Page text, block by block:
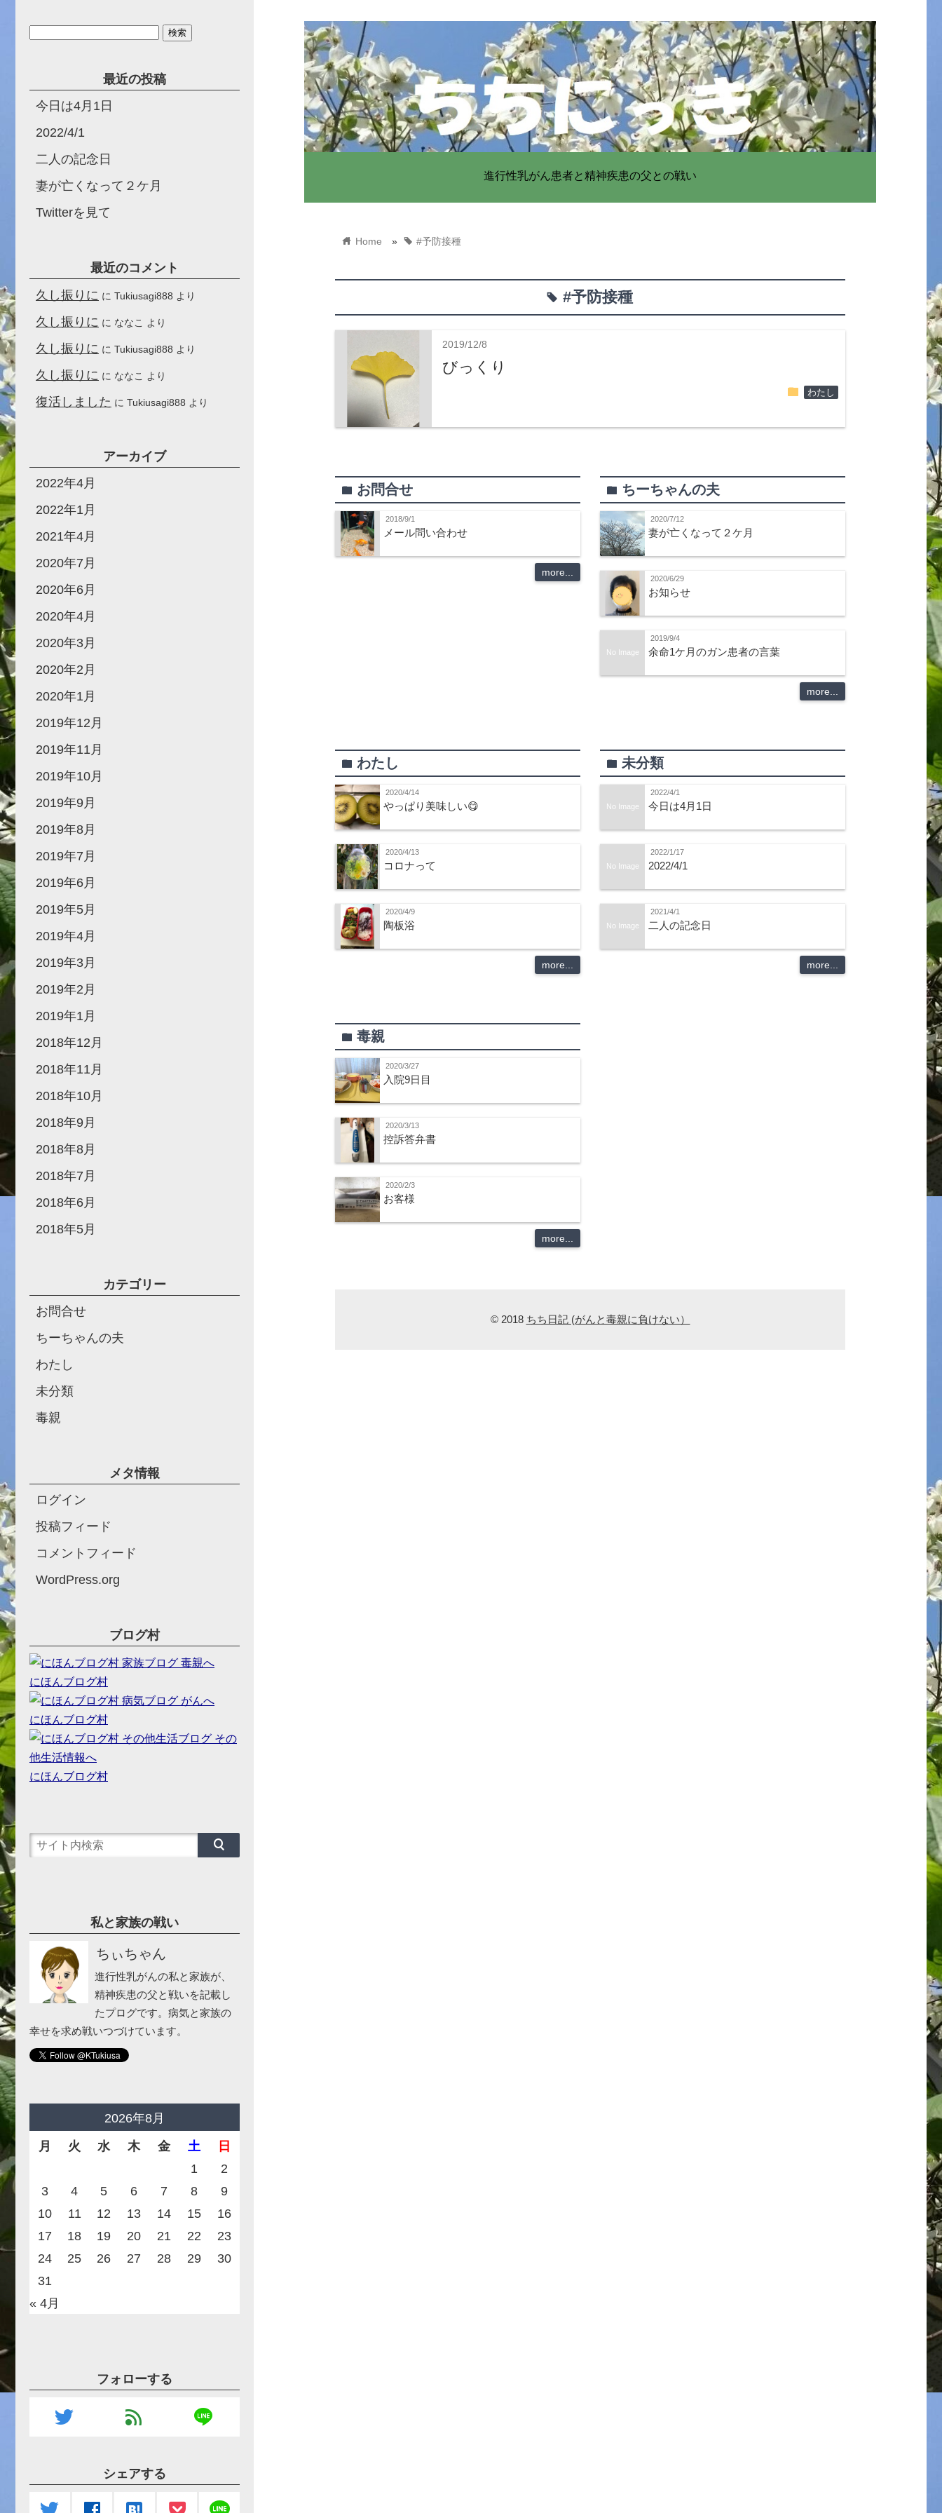
進行性乳がん患者と精神疾患の父との戦い
home Home » tag #予防接種
tag #予防接種
2019/12/8
びっくり
folder わたし
folder お問合せ
2018/9/1
メール問い合わせ
more...
folder ちーちゃんの夫
2020/7/12
妻が亡くなって２ケ月
2020/6/29
お知らせ
No Image
2019/9/4
余命1ケ月のガン患者の言葉
more...
folder わたし
2020/4/14
やっぱり美味しい😋
2020/4/13
コロナって
2020/4/9
陶板浴
more...
folder 未分類
No Image
2022/4/1
今日は4月1日
No Image
2022/1/17
2022/4/1
No Image
2021/4/1
二人の記念日
more...
folder 毒親
2020/3/27
入院9日目
2020/3/13
控訴答弁書
2020/2/3
お客様
more...
© 2018 ちち日記 (がんと毒親に負けない）
最近の投稿
今日は4月1日
2022/4/1
二人の記念日
妻が亡くなって２ケ月
Twitterを見て
最近のコメント
久し振りに に Tukiusagi888 より
久し振りに に ななこ より
久し振りに に Tukiusagi888 より
久し振りに に ななこ より
復活しました に Tukiusagi888 より
アーカイブ
2022年4月
2022年1月
2021年4月
2020年7月
2020年6月
2020年4月
2020年3月
2020年2月
2020年1月
2019年12月
2019年11月
2019年10月
2019年9月
2019年8月
2019年7月
2019年6月
2019年5月
2019年4月
2019年3月
2019年2月
2019年1月
2018年12月
2018年11月
2018年10月
2018年9月
2018年8月
2018年7月
2018年6月
2018年5月
カテゴリー
お問合せ
ちーちゃんの夫
わたし
未分類
毒親
メタ情報
ログイン
投稿フィード
コメントフィード
WordPress.org
ブログ村
にほんブログ村
にほんブログ村
にほんブログ村
私と家族の戦い
ちぃちゃん
進行性乳がんの私と家族が、
精神疾患の父と戦いを記載し
たプログです。病気と家族の
幸せを求め戦いつづけています。
2026年8月
月
火 水 木 金 土
日
1
2
3
4 5 6 7 8
9
10
11 12 13 14 15
16
17
18 19 20 21 22
23
24
25 26 27 28 29
30
31
« 4月
フォローする
twitter feed line
シェアする